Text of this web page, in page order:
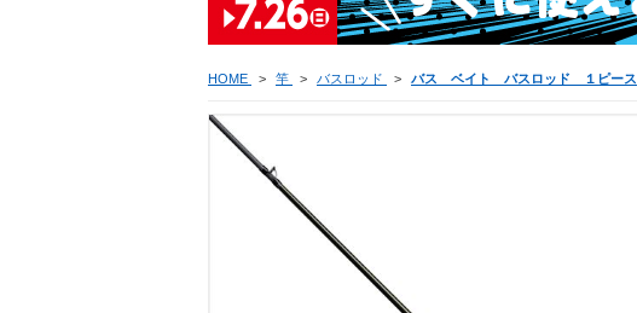
HOME > 竿 > バスロッド > バス ベイト バスロッド １ピース